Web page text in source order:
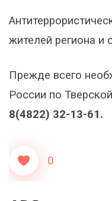
жителей региона и
Прежде всего
России по
8(4822) 32-13-61.
0